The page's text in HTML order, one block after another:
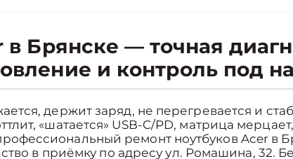
Брянске — точная
и контроль под
держит заряд, не перегревается и
«шатается» USB-C/PD, матрица
ремонт ноутбуков Acer в
в приёмку по адресу ул. Ромашина, 32.